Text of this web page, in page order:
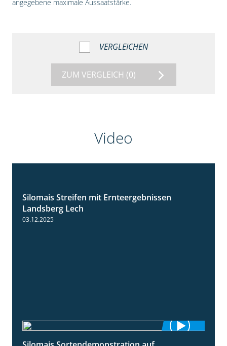
angegebene maximale Aussaatstärke.
VERGLEICHEN
ZUM VERGLEICH (0)
Video
11:01
Silomais Streifen mit Ernteergebnissen
Landsberg Lech
03.12.2025